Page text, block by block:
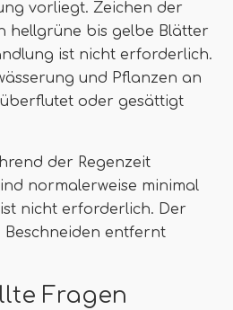
vorliegt. Zeichen der
hellgrüne bis gelbe Blätter
ist nicht erforderlich.
und Pflanzen an
oder gesättigt
der Regenzeit
normalerweise minimal
nicht erforderlich. Der
entfernt
Fragen